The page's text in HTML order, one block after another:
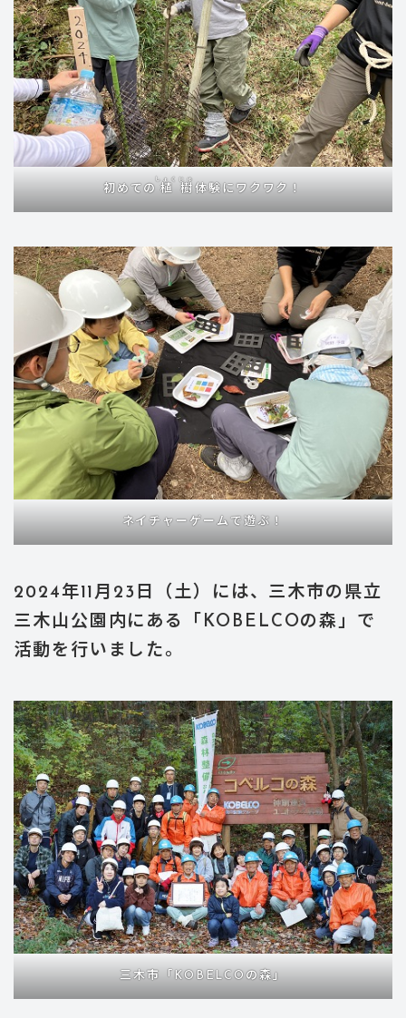
初めての 植
しょく
樹
じゅ
体験にワクワク！
ネイチャーゲームで遊ぶ！
2024年11月23日（土）には、三木市の県立
三木山公園内にある「KOBELCOの森」で
活動を行いました。
三木市「KOBELCOの森」